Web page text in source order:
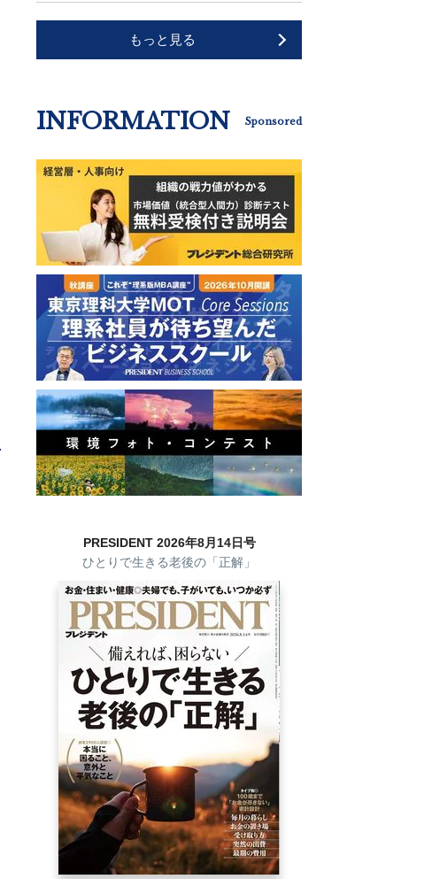
もっと見る
INFORMATION Sponsored
PRESIDENT 2026年8月14日号
ひとりで生きる老後の「正解」